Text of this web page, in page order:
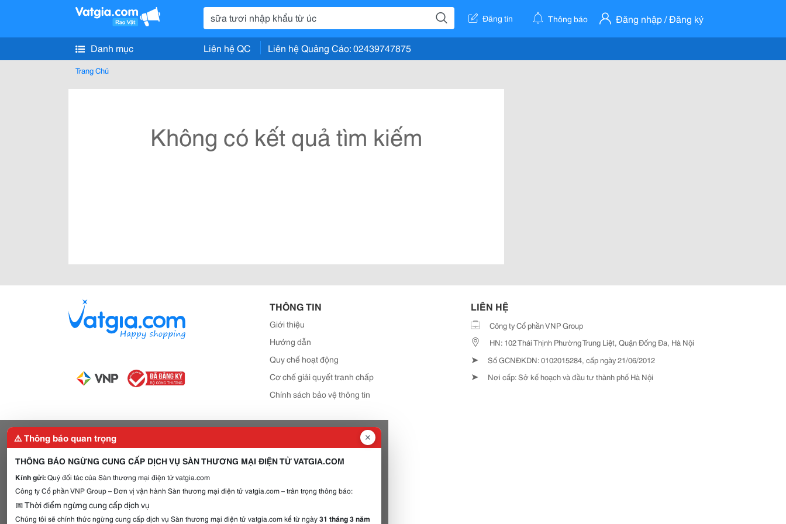
Đăng tin Thông báo Đăng nhập / Đăng ký
Danh mục Liên hệ QC Liên hệ Quảng Cáo: 02439747875
Trang Chủ
Không có kết quả tìm kiếm
THÔNG TIN
Giới thiệu
Hướng dẫn
Quy chế hoạt động
Cơ chế giải quyết tranh chấp
Chính sách bảo vệ thông tin
LIÊN HỆ
Công ty Cổ phần VNP Group
HN: 102 Thái Thịnh Phường Trung Liệt, Quận Đống Đa, Hà Nội
➤ Số GCNĐKDN: 0102015284, cấp ngày 21/06/2012
➤ Nơi cấp: Sở kế hoạch và đầu tư thành phố Hà Nội
⚠️ Thông báo quan trọng
THÔNG BÁO NGỪNG CUNG CẤP DỊCH VỤ SÀN THƯƠNG MẠI ĐIỆN TỬ VATGIA.COM
Kính gửi:Quý đối tác của Sàn thương mại điện tử vatgia.com
Công ty Cổ phần VNP Group – Đơn vị vận hành Sàn thương mại điện tử vatgia.com – trân trọng thông báo:
📅 Thời điểm ngừng cung cấp dịch vụ
Chúng tôi sẽ chính thức ngừng cung cấp dịch vụ Sàn thương mại điện tử vatgia.com kể từ ngày31 tháng 3 năm